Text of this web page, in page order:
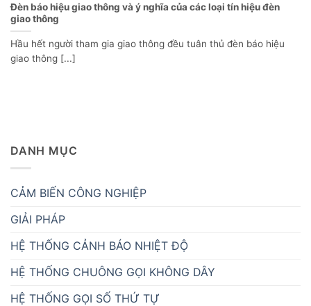
Đèn báo hiệu giao thông và ý nghĩa của các loại tín hiệu đèn
giao thông
Hầu hết người tham gia giao thông đều tuân thủ đèn báo hiệu
giao thông [...]
DANH MỤC
CẢM BIẾN CÔNG NGHIỆP
GIẢI PHÁP
HỆ THỐNG CẢNH BÁO NHIỆT ĐỘ
HỆ THỐNG CHUÔNG GỌI KHÔNG DÂY
HỆ THỐNG GỌI SỐ THỨ TỰ